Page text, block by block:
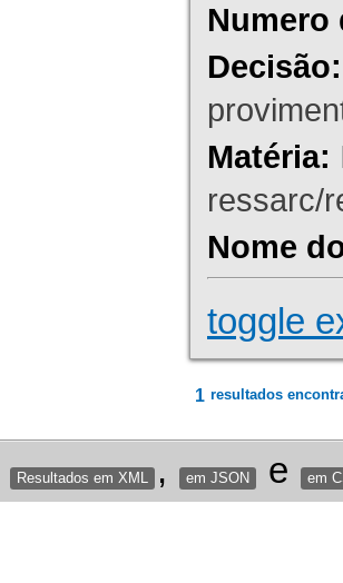
Numero
Decisão:
Matéria:
ressarc/
Nome
toggle
1 resultados
Resultados em XML , em JSON e em